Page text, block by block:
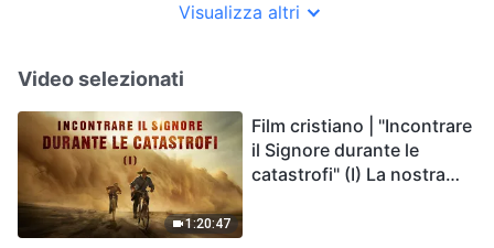
Visualizza altri
Video selezionati
1:20:47
Film cristiano | "Incontrare
il Signore durante le
catastrofi" (I) La nostra